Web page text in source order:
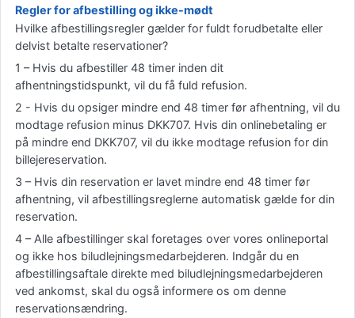
Regler for afbestilling og ikke-mødt
Hvilke afbestillingsregler gælder for fuldt forudbetalte eller
delvist betalte reservationer?
1 – Hvis du afbestiller 48 timer inden dit
afhentningstidspunkt, vil du få fuld refusion.
2 - Hvis du opsiger mindre end 48 timer før afhentning, vil du
modtage refusion minus DKK707. Hvis din onlinebetaling er
på mindre end DKK707, vil du ikke modtage refusion for din
billejereservation.
3 – Hvis din reservation er lavet mindre end 48 timer før
afhentning, vil afbestillingsreglerne automatisk gælde for din
reservation.
4 – Alle afbestillinger skal foretages over vores onlineportal
og ikke hos biludlejningsmedarbejderen. Indgår du en
afbestillingsaftale direkte med biludlejningsmedarbejderen
ved ankomst, skal du også informere os om denne
reservationsændring.